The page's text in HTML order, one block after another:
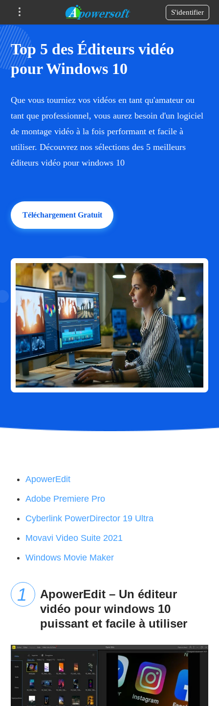
S'identifier
Top 5 des Éditeurs vidéo
pour Windows 10
Que vous tourniez vos vidéos en tant qu'amateur ou
tant que professionnel, vous aurez besoin d'un logiciel
de montage vidéo à la fois performant et facile à
utiliser. Découvrez nos sélections des 5 meilleurs
éditeurs vidéo pour windows 10
Téléchargement Gratuit
ApowerEdit
Adobe Premiere Pro
Cyberlink PowerDirector 19 Ultra
Movavi Video Suite 2021
Windows Movie Maker
ApowerEdit – Un éditeur
vidéo pour windows 10
puissant et facile à utiliser